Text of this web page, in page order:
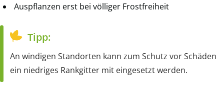
Auspflanzen erst bei völliger Frostfreiheit
Tipp:
An windigen Standorten kann zum Schutz vor Schäden
ein niedriges Rankgitter mit eingesetzt werden.